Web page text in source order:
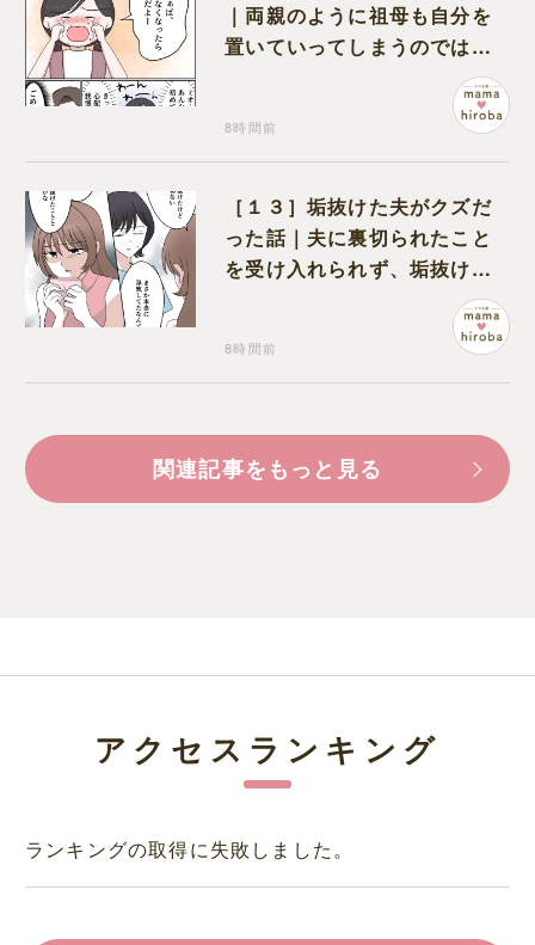
｜両親のように祖母も自分を
置いていってしまうのでは？
と怯えて泣く孫に心が痛む
8時間前
［１３］垢抜けた夫がクズだ
った話｜夫に裏切られたこと
を受け入れられず、垢抜けた
ことが関係しているのかと嘆
8時間前
関連記事をもっと見る
アクセスランキング
ランキングの取得に失敗しました。